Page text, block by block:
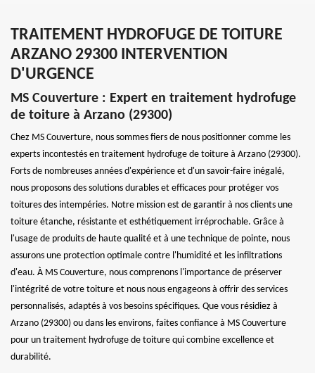
TRAITEMENT HYDROFUGE DE TOITURE
ARZANO 29300 INTERVENTION
D'URGENCE
MS Couverture : Expert en traitement hydrofuge
de toiture à Arzano (29300)
Chez MS Couverture, nous sommes fiers de nous positionner comme les
experts incontestés en traitement hydrofuge de toiture à Arzano (29300).
Forts de nombreuses années d'expérience et d'un savoir-faire inégalé,
nous proposons des solutions durables et efficaces pour protéger vos
toitures des intempéries. Notre mission est de garantir à nos clients une
toiture étanche, résistante et esthétiquement irréprochable. Grâce à
l'usage de produits de haute qualité et à une technique de pointe, nous
assurons une protection optimale contre l'humidité et les infiltrations
d'eau. À MS Couverture, nous comprenons l'importance de préserver
l'intégrité de votre toiture et nous nous engageons à offrir des services
personnalisés, adaptés à vos besoins spécifiques. Que vous résidiez à
Arzano (29300) ou dans les environs, faites confiance à MS Couverture
pour un traitement hydrofuge de toiture qui combine excellence et
durabilité.